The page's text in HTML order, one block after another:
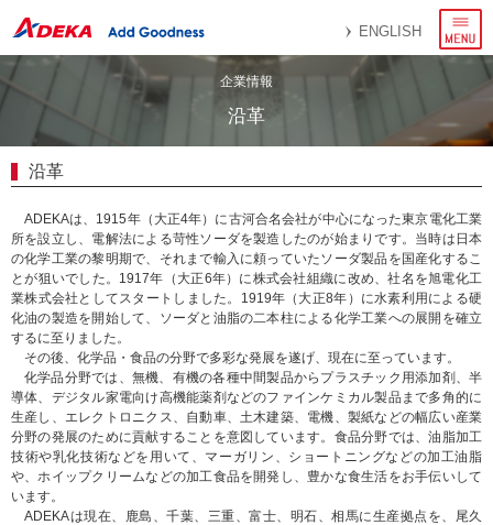
ENGLISH
ニ
ュ
企業情報
沿革
沿革
ADEKAは、1915年（大正4年）に古河合名会社が中心になった東京電化工業
所を設立し、電解法による苛性ソーダを製造したのが始まりです。当時は日本
の化学工業の黎明期で、それまで輸入に頼っていたソーダ製品を国産化するこ
とが狙いでした。1917年（大正6年）に株式会社組織に改め、社名を旭電化工
業株式会社としてスタートしました。1919年（大正8年）に水素利用による硬
化油の製造を開始して、ソーダと油脂の二本柱による化学工業への展開を確立
するに至りました。
その後、化学品・食品の分野で多彩な発展を遂げ、現在に至っています。
化学品分野では、無機、有機の各種中間製品からプラスチック用添加剤、半
導体、デジタル家電向け高機能薬剤などのファインケミカル製品まで多角的に
生産し、エレクトロニクス、自動車、土木建築、電機、製紙などの幅広い産業
分野の発展のために貢献することを意図しています。食品分野では、油脂加工
技術や乳化技術などを用いて、マーガリン、ショートニングなどの加工油脂
や、ホイップクリームなどの加工食品を開発し、豊かな食生活をお手伝いして
います。
ADEKAは現在、鹿島、千葉、三重、富士、明石、相馬に生産拠点を、尾久